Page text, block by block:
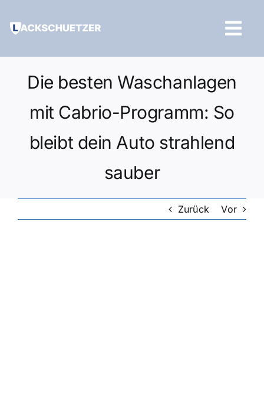
Inhalt
Die besten Waschanlagen
mit Cabrio-Programm: So
bleibt dein Auto strahlend
sauber
Zurück Vor